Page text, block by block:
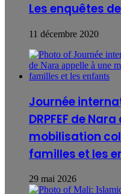
Les enquêtes
11 décembre 2020
Journée
DRPFEF de
mobilisation
familles et les
29 mai 2026